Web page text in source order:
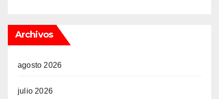
Archivos
agosto 2026
julio 2026